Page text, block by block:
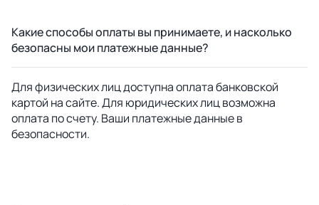
Какие способы оплаты вы принимаете, и насколько
безопасны мои платежные данные?
Для физических лиц доступна оплата банковской
картой на сайте. Для юридических лиц возможна
оплата по счету. Ваши платежные данные в
безопасности.